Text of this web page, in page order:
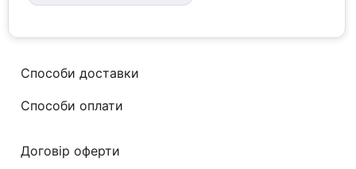
Способи доставки
Способи оплати
Договір оферти